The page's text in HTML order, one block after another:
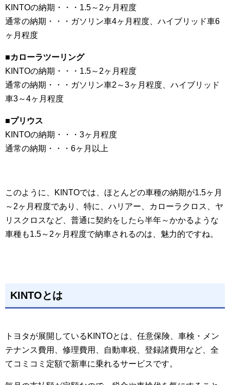
KINTOの納期・・・1.5～2ヶ月程度
通常の納期・・・ガソリン車4ヶ月程度、ハイブリッド車6
ヶ月程度
■カローラツーリング
KINTOの納期・・・1.5～2ヶ月程度
通常の納期・・・ガソリン車2～3ヶ月程度、ハイブリッド
車3～4ヶ月程度
■プリウス
KINTOの納期・・・3ヶ月程度
通常の納期・・・6ヶ月以上
このように、KINTOでは、ほとんどの車種の納期が1.5ヶ月
～2ヶ月程度であり、特に、ハリアー、カローラクロス、ヤ
リスクロスなど、普通に契約をしたら半年～かかるような
車種も1.5～2ヶ月程度で納車されるのは、魅力的ですね。
KINTOとは
トヨタが展開しているKINTOとは、任意保険、車検・メン
テナンス費用、修理費用、自動車税、登録諸費用など、全
てコミコミ定額で新車に乗れるサービスです。